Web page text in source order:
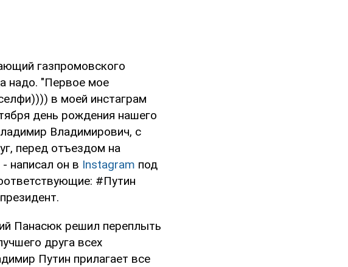
газпромовского
надо. "Первое мое
в моей инстаграм
день рождения нашего
Владимирович, с
перед отъездом на
написал он в Instagram под
#Путин
Панасюк решил переплыть
друга всех
Путин прилагает все